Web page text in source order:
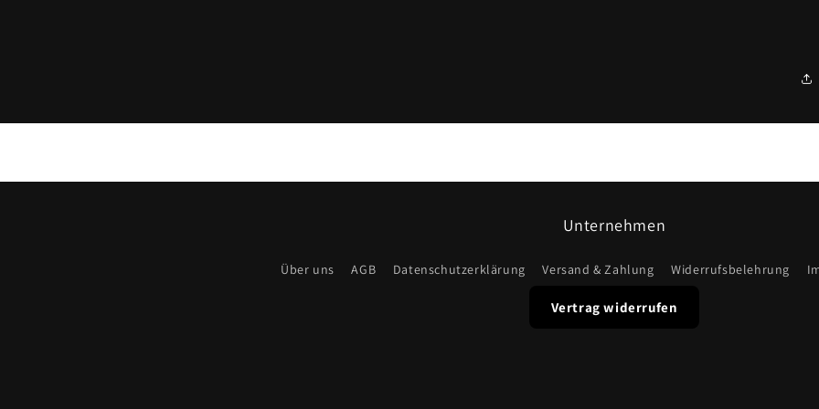
Unternehmen
Über uns AGB Datenschutzerklärung Versand & Zahlung Widerrufsbelehrung
Vertrag widerrufen